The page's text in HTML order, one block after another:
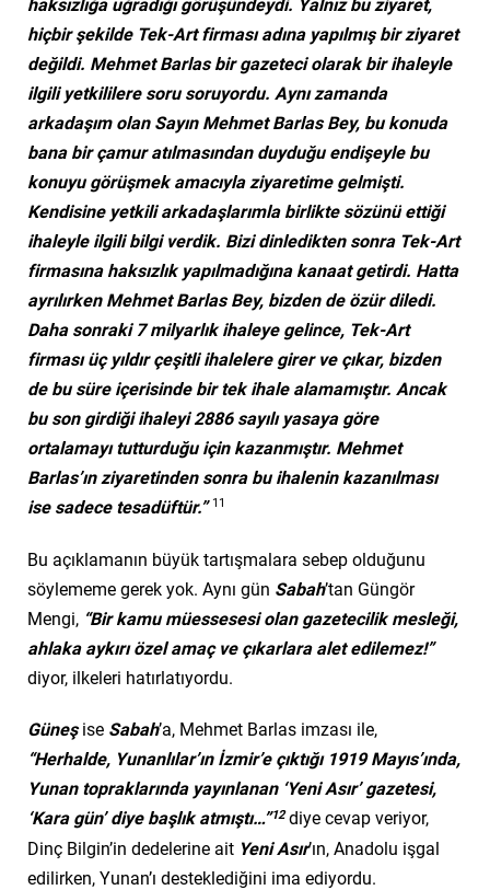
haksızlığa uğradığı görüşündeydi. Yalnız bu ziyaret,
hiçbir şekilde Tek-Art firması adına yapılmış bir ziyaret
değildi. Mehmet Barlas bir gazeteci olarak bir ihaleyle
ilgili yetkililere soru soruyordu. Aynı zamanda
arkadaşım olan Sayın Mehmet Barlas Bey, bu konuda
bana bir çamur atılmasından duyduğu endişeyle bu
konuyu görüşmek amacıyla ziyaretime gelmişti.
Kendisine yetkili arkadaşlarımla birlikte sözünü ettiği
ihaleyle ilgili bilgi verdik. Bizi dinledikten sonra Tek-Art
firmasına haksızlık yapılmadığına kanaat getirdi. Hatta
ayrılırken Mehmet Barlas Bey, bizden de özür diledi.
Daha sonraki 7 milyarlık ihaleye gelince, Tek-Art
firması üç yıldır çeşitli ihalelere girer ve çıkar, bizden
de bu süre içerisinde bir tek ihale alamamıştır. Ancak
bu son girdiği ihaleyi 2886 sayılı yasaya göre
ortalamayı tutturduğu için kazanmıştır. Mehmet
Barlas’ın ziyaretinden sonra bu ihalenin kazanılması
ise sadece tesadüftür.” 11
Bu açıklamanın büyük tartışmalara sebep olduğunu
söylememe gerek yok. Aynı gün Sabah’tan Güngör
Mengi, “Bir kamu müessesesi olan gazetecilik mesleği,
ahlaka aykırı özel amaç ve çıkarlara alet edilemez!”
diyor, ilkeleri hatırlatıyordu.
Güneşise Sabah’a, Mehmet Barlas imzası ile,
“Herhalde, Yunanlılar’ın İzmir’e çıktığı 1919 Mayıs’ında,
Yunan topraklarında yayınlanan ‘Yeni Asır’ gazetesi,
‘Kara gün’ diye başlık atmıştı…”12 diye cevap veriyor,
Dinç Bilgin’in dedelerine ait Yeni Asır’ın, Anadolu işgal
edilirken, Yunan’ı desteklediğini ima ediyordu.